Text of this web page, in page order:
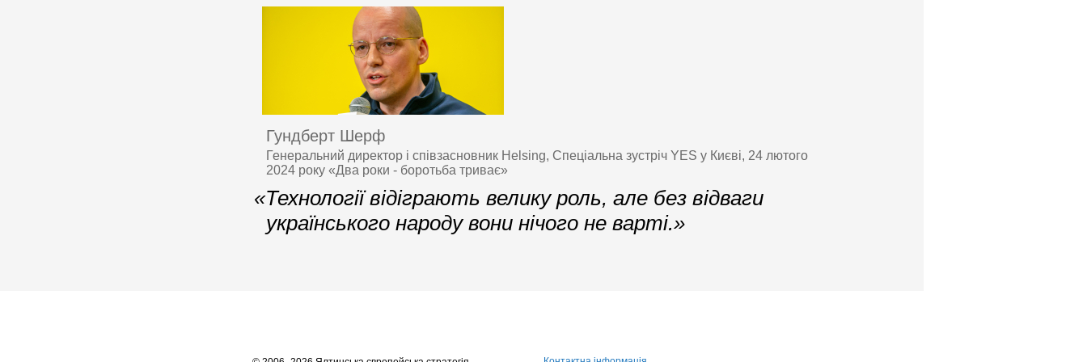
Гундберт Шерф
Генеральний директор і співзасновник Helsing, Спеціальна зустріч YES у Києві, 24 лютого
2024 року «Два роки - боротьба триває»
«Технології відіграють велику роль, але без відваги
українського народу вони нічого не варті.»